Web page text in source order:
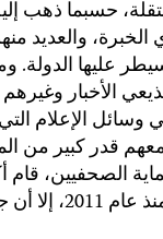
حسبما ذهب
والعديد
عليها الدولة.
الأخبار وغيرهم
وسائل الإعلام
معهم قدر كبير من
بمغادرة